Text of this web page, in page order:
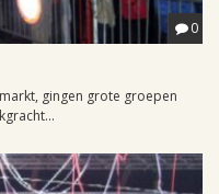
0
gingen grote groepen